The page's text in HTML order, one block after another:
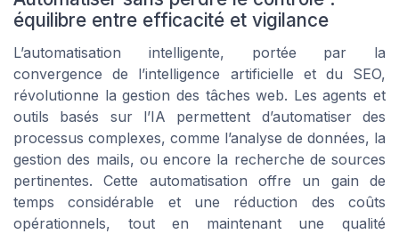
équilibre entre efficacité et vigilance
L’automatisation intelligente, portée par la
convergence de l’intelligence artificielle et du SEO,
révolutionne la gestion des tâches web. Les agents et
outils basés sur l’IA permettent d’automatiser des
processus complexes, comme l’analyse de données, la
gestion des mails, ou encore la recherche de sources
pertinentes. Cette automatisation offre un gain de
temps considérable et une réduction des coûts
opérationnels, tout en maintenant une qualité